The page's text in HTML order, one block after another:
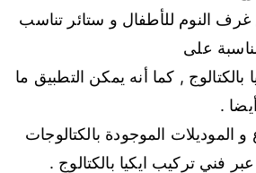
غرف النوم للأطفال و ستائر تناسب
على
بالكتالوج , كما أنه يمكن التطبيق ما
.
و الموديلات الموجودة بالكتالوجات
عبر فني تركيب ايكيا بالكتالوج .